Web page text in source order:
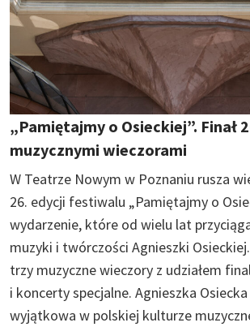
„Pamiętajmy o Osieckiej”. Finał
muzycznymi wieczorami
W Teatrze Nowym w Poznaniu rusza
26. edycji festiwalu „Pamiętajmy o
wydarzenie, które od wielu lat
muzyki i twórczości Agnieszki
trzy muzyczne wieczory z udziałem
i koncerty specjalne. Agnieszka
wyjątkowa w polskiej kulturze